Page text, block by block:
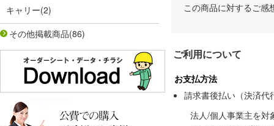
キャリー(2)
その他掲載商品(86)
この商品に対するご感
ご利用について
お支払方法
請求書後払い（決済代
法人/個人事業主を対